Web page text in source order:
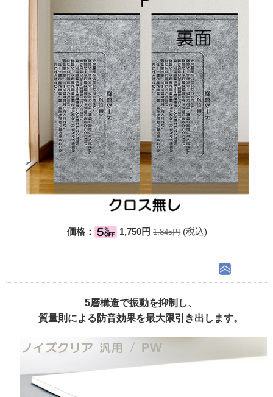
価格： 1,750円1,845円(税込)
5層構造で振動を抑制し、
質量則による防音効果を最大限引き出します。